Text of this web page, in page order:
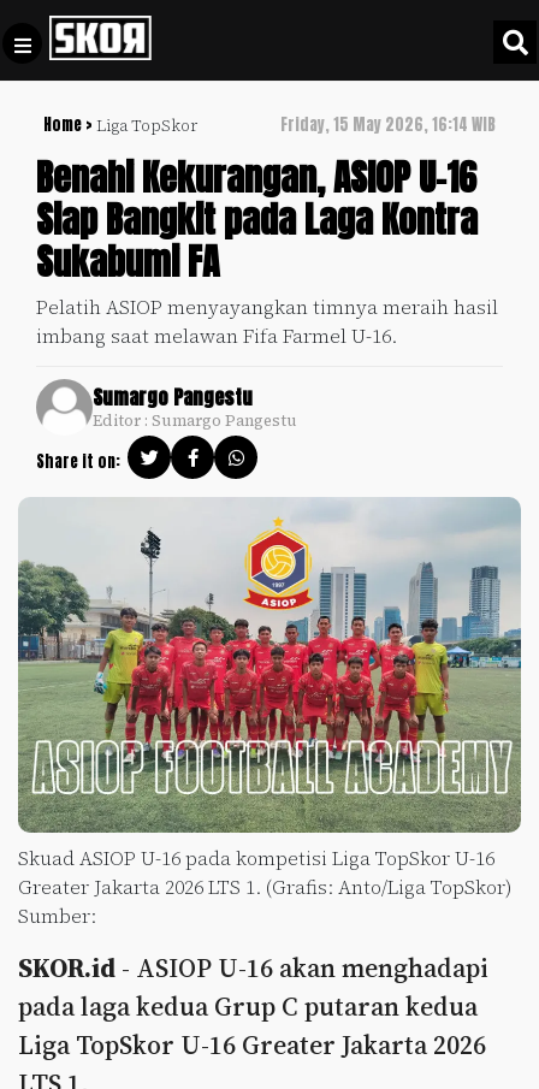
Home > Liga TopSkor Friday, 15 May 2026, 16:14 WIB
Benahi Kekurangan, ASIOP U-16
Siap Bangkit pada Laga Kontra
Sukabumi FA
Pelatih ASIOP menyayangkan timnya meraih hasil
imbang saat melawan Fifa Farmel U-16.
Sumargo Pangestu
Editor : Sumargo Pangestu
Share it on:
Skuad ASIOP U-16 pada kompetisi Liga TopSkor U-16
Greater Jakarta 2026 LTS 1. (Grafis: Anto/Liga TopSkor)
Sumber:
SKOR.id - ASIOP U-16 akan menghadapi
pada laga kedua Grup C putaran kedua
Liga TopSkor U-16 Greater Jakarta 2026
Football +
Culture +
+
Timnas
Indonesia
SKOR
Policy
Pedoman
Pemberitaan
Media
Siber
Disclaimer
Tentang
Kami